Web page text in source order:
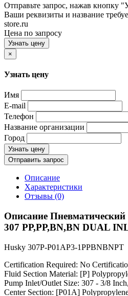
Отправьте запрос, нажав кнопку
Ваши реквизиты и название
store.ru
Цена по запросу
Узнать цену
×
Узнать цену
Имя
E-mail
Телефон
Название организации
Город
Узнать цену
Отправить запрос
Описание
Характеристики
Отзывы (0)
Описание Пневматический
307 PP,PP,BN,BN DUAL
Husky 307P-P01AP3-1PPBNBNPT
Certification Required: No
Fluid Section Material: [P]
Pump Inlet/Outlet Size: 307 - 3/8
Center Section: [P01A]